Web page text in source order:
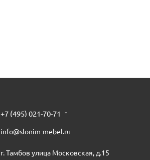
+7 (495) 021-70-71
info@slonim-mebel.ru
г. Тамбов улица Московская, д.15